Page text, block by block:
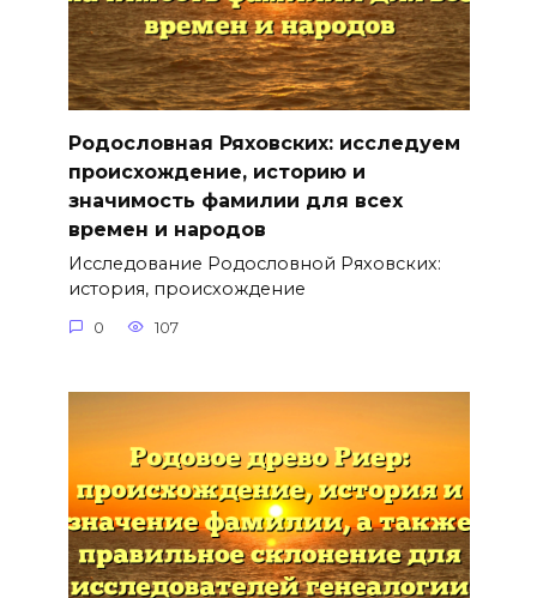
Родословная Ряховских: исследуем
происхождение, историю и
значимость фамилии для всех
времен и народов
Исследование Родословной Ряховских:
история, происхождение
0 107